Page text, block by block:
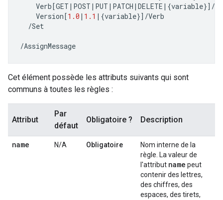
Verb[GET | POST | PUT | PATCH | DELETE | {variable}] /
Version[1.0 | 1.1 | {variable}] /Verb
/Set
/AssignMessage
Cet élément possède les attributs suivants qui sont
communs à toutes les règles :
Attribut
Par
défaut
Obligatoire ? Description
name N/A Obligatoire
Nom interne de la
règle. La valeur de
l'attribut name peut
contenir des lettres,
des chiffres, des
espaces, des tirets,